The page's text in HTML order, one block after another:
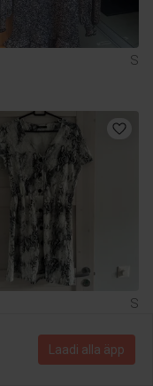
S
S
Laadi alla äpp